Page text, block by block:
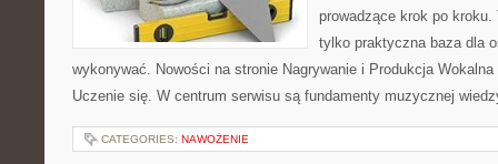
prowadzące krok po
tylko praktyczna baza dla
wykonywać. Nowości na stronie Nagrywanie i Produkcja
Uczenie się. W centrum serwisu są fundamenty muzycznej
CATEGORIES: NAWOŻENIE